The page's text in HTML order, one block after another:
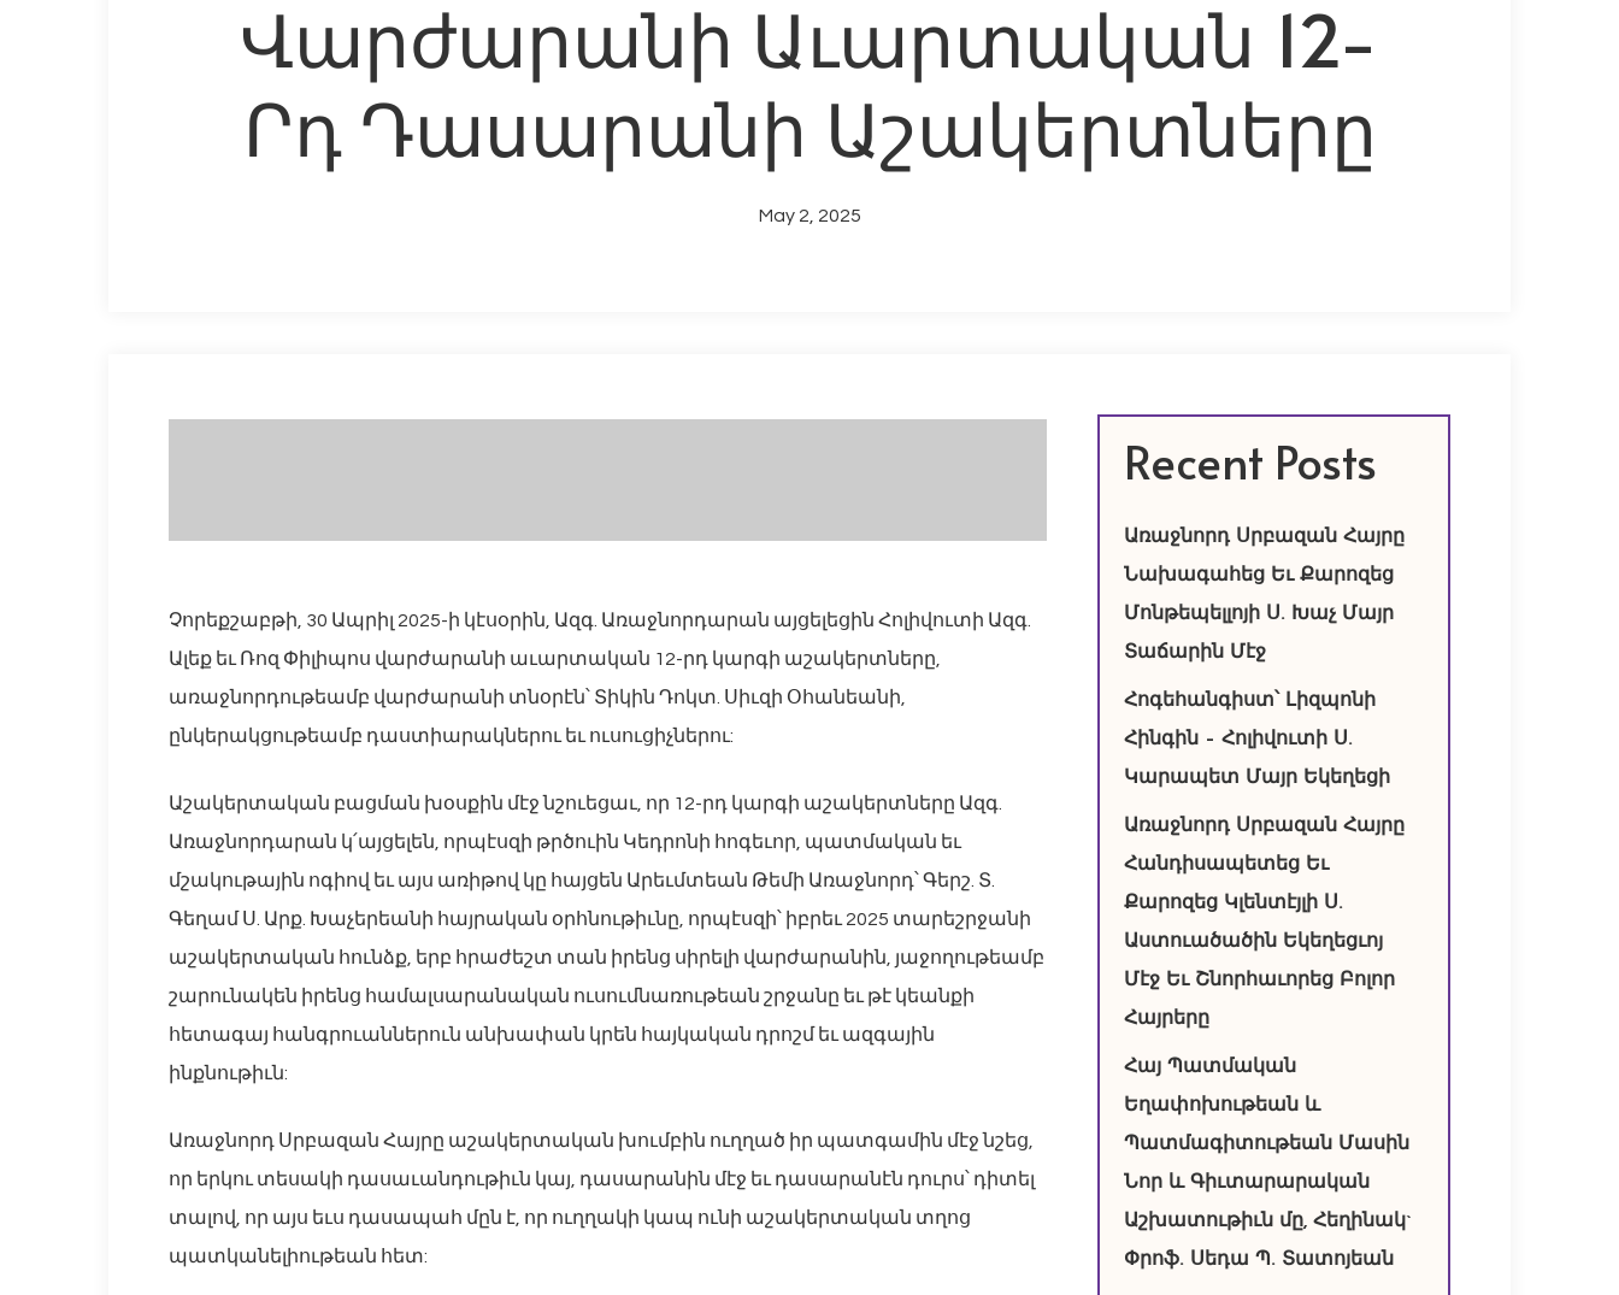
Վարժարանի Աւարտական 12-
Րդ Դասարանի Աշակերտները
May 2, 2025
Չորեքշաբթի, 30 Ապրիլ 2025-ի կէսօրին, Ազգ. Առաջնորդարան այցելեցին Հոլիվուտի Ազգ.
Ալեք եւ Ռոզ Փիլիպոս վարժարանի աւարտական 12-րդ կարգի աշակերտները,
առաջնորդութեամբ վարժարանի տնօրէն՝ Տիկին Դոկտ. Սիւզի Օհանեանի,
ընկերակցութեամբ դաստիարակներու եւ ուսուցիչներու:
Աշակերտական բացման խօսքին մէջ նշուեցաւ, որ 12-րդ կարգի աշակերտները Ազգ.
Առաջնորդարան կ՛այցելեն, որպէսզի թրծուին Կեդրոնի հոգեւոր, պատմական եւ
մշակութային ոգիով եւ այս առիթով կը հայցեն Արեւմտեան Թեմի Առաջնորդ՝ Գերշ. Տ.
Գեղամ Ս. Արք. Խաչերեանի հայրական օրհնութիւնը, որպէսզի՝ իբրեւ 2025 տարեշրջանի
աշակերտական հունձք, երբ հրաժեշտ տան իրենց սիրելի վարժարանին, յաջողութեամբ
շարունակեն իրենց համալսարանական ուսումնառութեան շրջանը եւ թէ կեանքի
հետագայ հանգրուաններուն անխափան կրեն հայկական դրոշմ եւ ազգային
ինքնութիւն:
Առաջնորդ Սրբազան Հայրը աշակերտական խումբին ուղղած իր պատգամին մէջ նշեց,
որ երկու տեսակի դասաւանդութիւն կայ, դասարանին մէջ եւ դասարանէն դուրս՝ դիտել
տալով, որ այս եւս դասապահ մըն է, որ ուղղակի կապ ունի աշակերտական տղոց
պատկանելիութեան հետ:
Recent Posts
Առաջնորդ Սրբազան Հայրը
Նախագահեց Եւ Քարոզեց
Մոնթեպելլոյի Ս. Խաչ Մայր
Տաճարին Մէջ
Հոգեհանգիստ՝ Լիզպոնի
Հինգին – Հոլիվուտի Ս.
Կարապետ Մայր Եկեղեցի
Առաջնորդ Սրբազան Հայրը
Հանդիսապետեց Եւ
Քարոզեց Կլենտէյլի Ս.
Աստուածածին Եկեղեցւոյ
Մէջ Եւ Շնորհաւորեց Բոլոր
Հայրերը
Հայ Պատմական
Եղափոխութեան և
Պատմագիտութեան Մասին
Նոր և Գիւտարարական
Աշխատութիւն մը, Հեղինակ`
Փրոֆ. Սեդա Պ. Տատոյեան